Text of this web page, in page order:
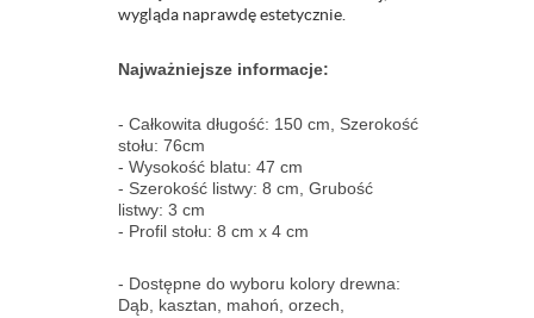
wygląda naprawdę estetycznie.
Najważniejsze informacje:
- Całkowita długość: 150 cm, Szerokość
stołu: 76cm
- Wysokość blatu: 47 cm
- Szerokość listwy: 8 cm, Grubość
listwy: 3 cm
- Profil stołu: 8 cm x 4 cm
- Dostępne do wyboru kolory drewna:
Dąb, kasztan, mahoń, orzech,